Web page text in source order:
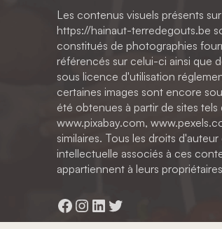
Les contenus visuels présents
https://hainaut-terredegouts.be
constitués de photographies
référencés sur celui-ci ainsi que
sous licence d'utilisation
certaines images sont encore
été obtenues à partir de sites
www.pixabay.com,
similaires. Tous les droits
intellectuelle associés à ces
appartiennent à leurs
Facebook
Instagram
LinkedIn
Twitter